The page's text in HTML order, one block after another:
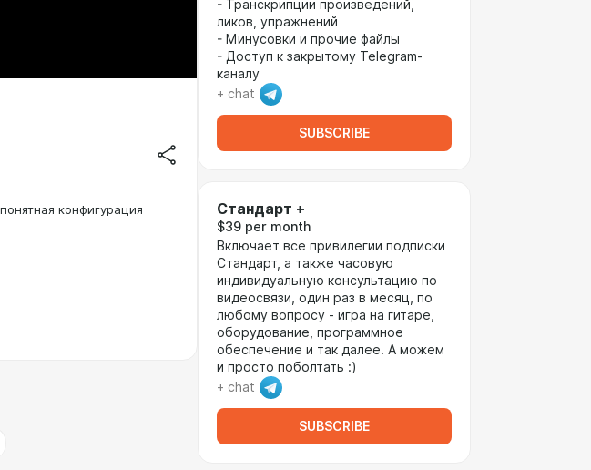
конфигурация
- Транскрипции произведений,
ликов, упражнений
- Минусовки и прочие файлы
- Доступ к закрытому Telegram-
каналу
+ chat
SUBSCRIBE
Стандарт +
$39 per month
Включает все привилегии подписки
Стандарт, а также часовую
индивидуальную консультацию по
видеосвязи, один раз в месяц, по
любому вопросу - игра на гитаре,
оборудование, программное
обеспечение и так далее. А можем
и просто поболтать :)
+ chat
SUBSCRIBE